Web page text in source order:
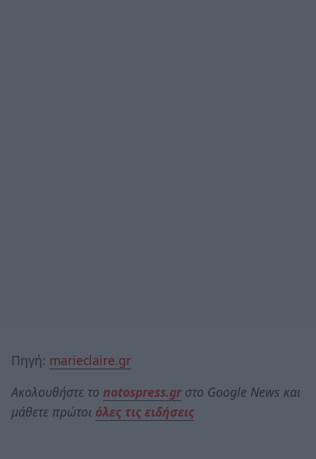
Πηγή: marieclaire.gr
Ακολουθήστε το notospress.grστο Google News και
μάθετε πρώτοι όλες τις ειδήσεις